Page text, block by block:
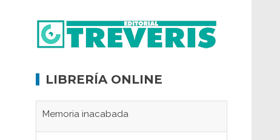
LIBRERÍA ONLINE
Memoria inacabada